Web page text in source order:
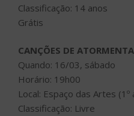
Classificação: 14 anos
Grátis
CANÇÕES DE
Quando: 16/03, sábado
Horário: 19h00
Local: Espaço das Artes (1º
Classificação: Livre